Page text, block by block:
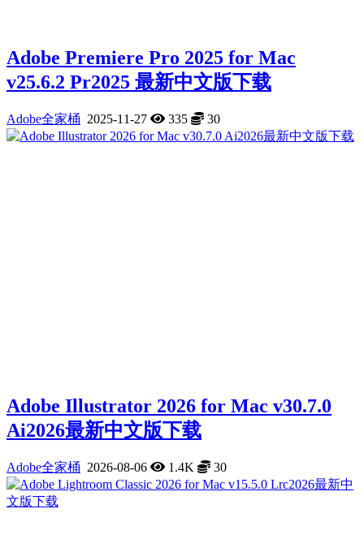
Adobe Premiere Pro 2025 for Mac
v25.6.2 Pr2025 最新中文版下载
Adobe全家桶 2025-11-27 335 30
Adobe Illustrator 2026 for Mac v30.7.0
Ai2026最新中文版下载
Adobe全家桶 2026-08-06 1.4K 30